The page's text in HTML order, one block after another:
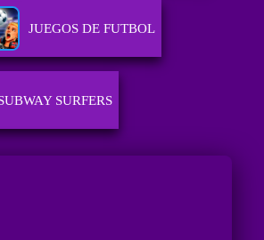
JUEGOS DE FUTBOL
SURFERS